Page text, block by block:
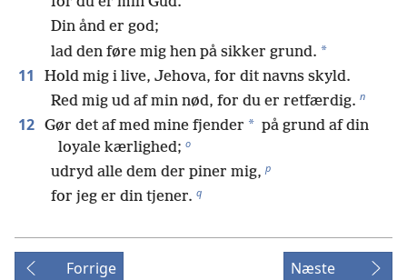
Din ånd er god;
lad den føre mig hen på sikker grund. *
11
Hold mig i live, Jehova, for dit navns skyld.
Red mig ud af min nød, for du er retfærdig. n
12 Gør det af med mine fjender * på grund af din
loyale kærlighed; o
udryd alle dem der piner mig, p
for jeg er din tjener. q
Forrige Næste